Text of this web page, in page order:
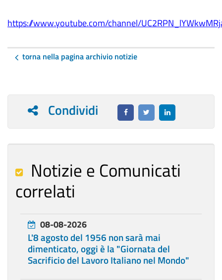
https://www.youtube.com/channel/
torna nella pagina archivio notizie
Condividi
Notizie e Comunicati
correlati
08-08-2026
L'8 agosto del 1956 non sarà mai
dimenticato, oggi è la "Giornata del
Sacrificio del Lavoro Italiano nel Mondo"